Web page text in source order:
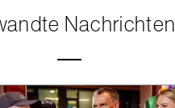
Nachrichten